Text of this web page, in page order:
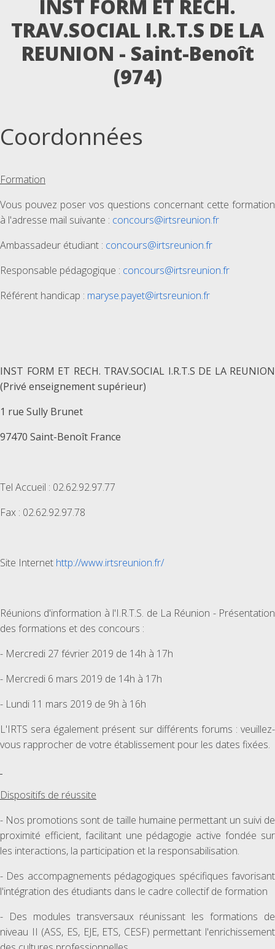
INST FORM ET RECH.
TRAV.SOCIAL I.R.T.S DE LA
REUNION - Saint-Benoît
(974)
Coordonnées
Formation
Vous pouvez poser vos questions concernant cette formation
à l'adresse mail suivante : concours@irtsreunion.fr
Ambassadeur étudiant : concours@irtsreunion.fr
Responsable pédagogique : concours@irtsreunion.fr
Référent handicap : maryse.payet@irtsreunion.fr
INST FORM ET RECH. TRAV.SOCIAL I.R.T.S DE LA REUNION
(Privé enseignement supérieur)
1 rue Sully Brunet
97470 Saint-Benoît France
Tel Accueil : 02.62.92.97.77
Fax : 02.62.92.97.78
Site Internet http://www.irtsreunion.fr/
Réunions d'information à l'I.R.T.S. de La Réunion - Présentation
des formations et des concours :
- Mercredi 27 février 2019 de 14h à 17h
- Mercredi 6 mars 2019 de 14h à 17h
- Lundi 11 mars 2019 de 9h à 16h
L'IRTS sera également présent sur différents forums : veuillez-
vous rapprocher de votre établissement pour les dates fixées.
Dispositifs de réussite
- Nos promotions sont de taille humaine permettant un suivi de
proximité efficient, facilitant une pédagogie active fondée sur
les interactions, la participation et la responsabilisation.
- Des accompagnements pédagogiques spécifiques favorisant
l'intégration des étudiants dans le cadre collectif de formation
- Des modules transversaux réunissant les formations de
niveau II (ASS, ES, EJE, ETS, CESF) permettant l'enrichissement